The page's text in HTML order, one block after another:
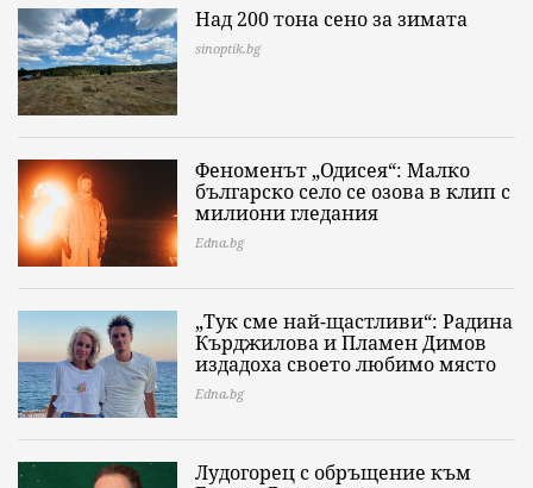
Над 200 тона сено за зимата
sinoptik.bg
Феноменът „Одисея“: Малко
българско село се озова в клип с
милиони гледания
Edna.bg
„Тук сме най-щастливи“: Радина
Кърджилова и Пламен Димов
издадоха своето любимо място
Edna.bg
Лудогорец с обръщение към